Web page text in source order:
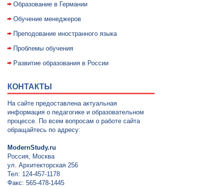
Образование в Германии
Обучение менеджеров
Преподование иностранного языка
Проблемы обучения
Развитие образования в России
КОНТАКТЫ
На сайте предоставлена актуальная
информация о педагогике и образовательном
процессе. По всем вопросам о работе сайта
обращайтесь по адресу:
ModernStudy.ru
Россия, Москва
ул. Архитекторская 256
Тел: 124-457-1178
Факс: 565-478-1445